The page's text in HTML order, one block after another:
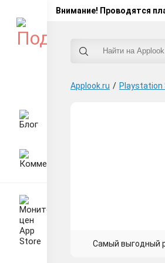
Внимание! Проводятся
Applook.ru / Playstation
Самый выгодный